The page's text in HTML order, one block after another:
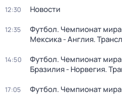
12:30 Новости
12:35
Футбол. Чемпионат
Мексика - Англия.
14:50
Футбол. Чемпионат
Бразилия - Норвегия.
17:05 Футбол. Чемпионат